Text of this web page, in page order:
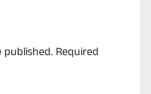
published.Required